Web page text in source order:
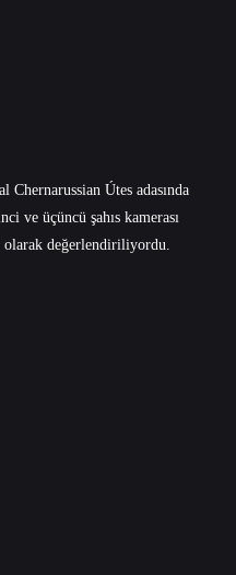
Útes adasında
ve üçüncü şahıs kamerası
değerlendiriliyordu.